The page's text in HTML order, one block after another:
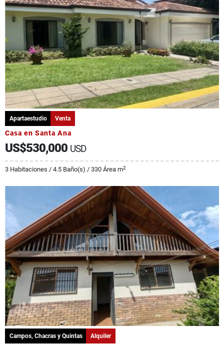
Apartaestudio Venta
Casa en Santa Ana
US$530,000 USD
3 Habitaciones / 4.5 Baño(s) / 330 Área m2
Campos, Chacras y Quintas Alquiler